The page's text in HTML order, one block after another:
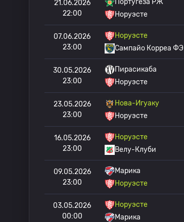
21.06.2026
22:00
Португеза РЖ
Норуэсте
07.06.2026
23:00
Норуэсте
Сампайо Корреа ФЭ
30.05.2026
23:00
Пирасикаба
Норуэсте
23.05.2026
23:00
Нова-Игуаку
Норуэсте
16.05.2026
23:00
Норуэсте
Велу-Клуби
09.05.2026
23:00
Марика
Норуэсте
03.05.2026
00:00
Норуэсте
Марика